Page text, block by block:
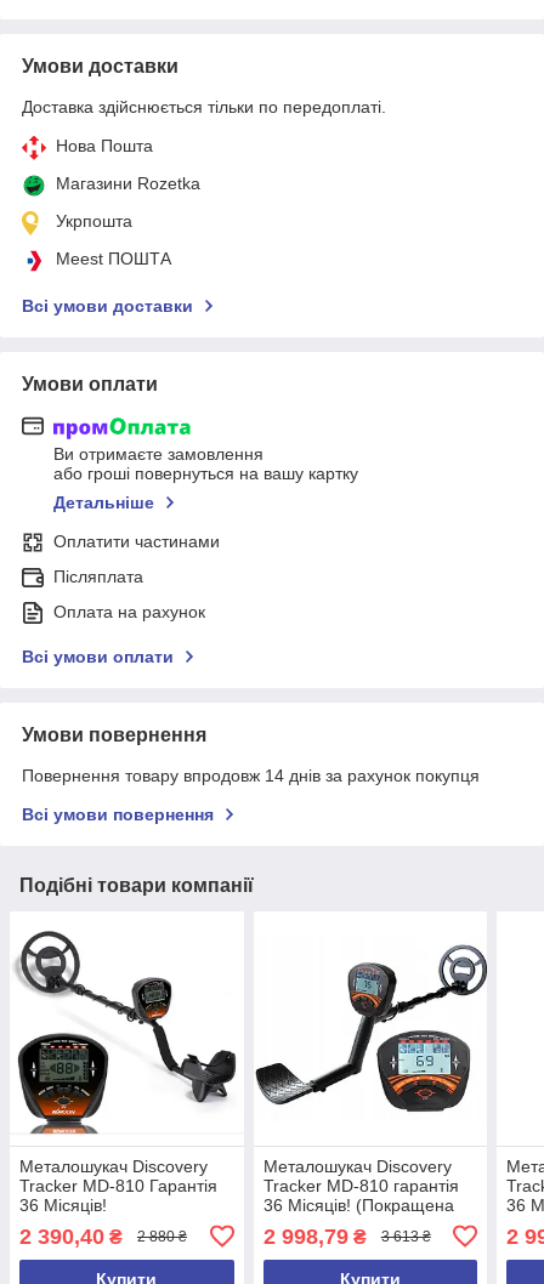
Умови доставки
Доставка здійснюється тільки по передоплаті.
Нова Пошта
Магазини Rozetka
Укрпошта
Meest ПОШТА
Всі умови доставки
Умови оплати
Ви отримаєте замовлення
або гроші повернуться на вашу картку
Детальніше
Оплатити частинами
Післяплата
Оплата на рахунок
Всі умови оплати
Умови повернення
Повернення товару впродовж 14 днів за рахунок покупця
Всі умови повернення
Подібні товари компанії
Металошукач Discovery
Tracker MD-810 Гарантія
36 Місяців!
2 390,40 ₴ 2 880 ₴
Купити
Металошукач Discovery
Tracker MD-810 гарантія
36 Місяців! (Покращена
2 998,79₴ 3 613 ₴
Купити
36
2